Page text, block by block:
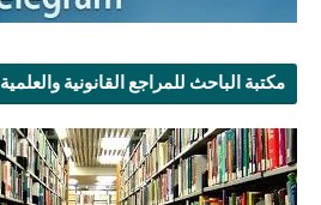
مكتبة الباحث للمراجع القانونية والعلمية